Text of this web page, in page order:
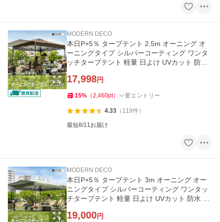
MODERN DECO
本日P+5％ タープテント 2.5m オーニング オ
ーニングタイプ シルバーコーティング ワンタ
ッチタープテント 軽量 日よけ UVカット 防水
17,998円
15% （2,460pt） 要エントリー
4.33（ 119件）
最短8/11お届け
MODERN DECO
本日P+5％ タープテント 3m オーニング オー
ニングタイプ シルバーコーティング ワンタッ
チタープテント 軽量 日よけ UVカット 防水 モ
19,000円